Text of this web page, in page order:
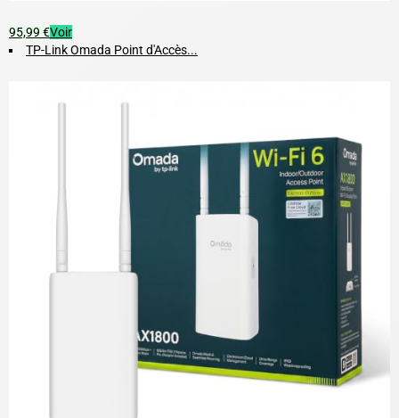
95,99 €Voir
TP-Link Omada Point d'Accès...